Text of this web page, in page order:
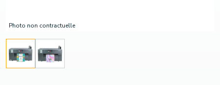
Photo non contractuelle